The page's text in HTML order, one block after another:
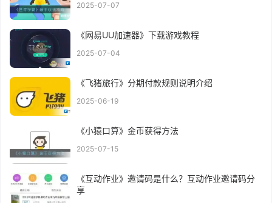
2025-07-07
《网易UU加速器》下载游戏教程
2025-07-04
《飞猪旅行》分期付款规则说明介绍
2025-06-19
《小猿口算》金币获得方法
2025-07-15
《互动作业》邀请码是什么？互动作业邀请码分
享